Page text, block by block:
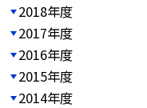
2018年度
2017年度
2016年度
2015年度
2014年度